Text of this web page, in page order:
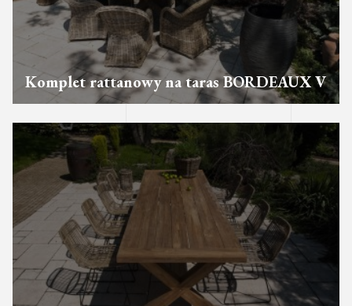
Komplet rattanowy na taras BORDEAUX V